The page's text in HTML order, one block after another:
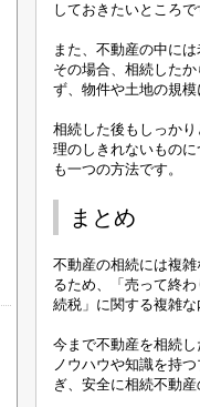
しておきたいところで
また、不動産の中に
その場合、相続した
ず、物件や土地の規模
相続した後もしっか
理のしきれないもの
も一つの方法です。
まとめ
不動産の相続には複
るため、「売って終
続税」に関する複雑な
今まで不動産を相続
ノウハウや知識を持
ぎ、安全に相続不動